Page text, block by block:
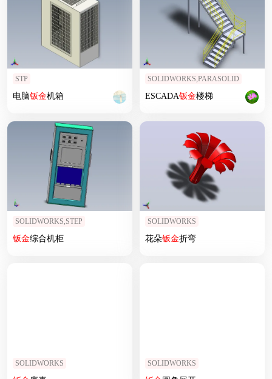
STP
电脑钣金机箱
SOLIDWORKS,PARASOLID
ESCADA钣金楼梯
SOLIDWORKS,STEP
钣金综合机柜
SOLIDWORKS
花朵钣金折弯
SOLIDWORKS SOLIDWORKS